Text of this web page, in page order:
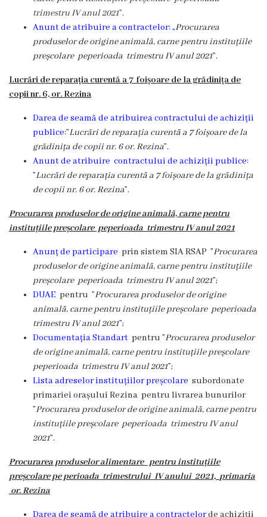
achiziții
Proceduri
Contracte
Licitație
cu
strigare
de
Proces
verbal
licitație
cu
strigare
Transparența
în
proces
decizional
Rapoarte
privind
asigurarea
transparenței
trimestru IV anul 2021”.
Anunt de atribuire a contractelor:„Procurarea
produselor de origine animală, carne pentru instituțiile
preșcolare peperioada trimestru IV anul 2021”.
Lucrări de reparația curentă a 7 foișoare de la grădinița de
copii nr. 6, or.Rezina
Darea de seamă de atribuirea contractului de achiziții
publice:”Lucrări de reparația curentă a 7 foișoare de la
grădinița de copii nr. 6 or.Rezina”.
Anunt de atribuire contractului de achiziții publice:
”Lucrări de reparația curentă a 7 foișoare de la grădinița
de copii nr. 6 or.Rezina”.
Procurarea produselor de origine animală, carne pentru
instituțiile preșcolare peperioada trimestru IV anul 2021
Anunț de participare prin sistem SIA RSAP ”Procurarea
produselor de origine animală, carne pentru instituțiile
preșcolare peperioada trimestru IV anul 2021”;
DUAE pentru ”Procurarea produselor de origine
animală, carne pentru instituțiile preșcolare peperioada
trimestru IV anul 2021”;
Documentația Standart pentru ”Procurarea produselor
de origine animală, carne pentru instituțiile preșcolare
peperioada trimestru IV anul 2021”;
Lista adreselor instituțiilor preșcolare subordonate
primariei orașului Rezina pentru livrareabunurilor
”Procurarea produselor de origine animală, carne pentru
instituțiile preșcolare peperioada trimestru IV anul
2021”.
Procurarea produselor alimentare pentru instituțiile
preșcolare pe perioada trimestrului IV anului 2021, primaria
or. Rezina
Darea de seamă de atribuire a contractelorde achiziții